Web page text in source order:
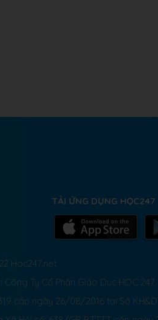
TẢI ỨNG DỤNG HỌC247
Hoc247.net
Công Ty Cổ Phần Giáo Dục HỌC 247
cấp ngày 26/08/2016 tại Sở